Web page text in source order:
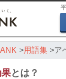
用語集 ア
とは？